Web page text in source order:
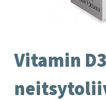
Vitamin